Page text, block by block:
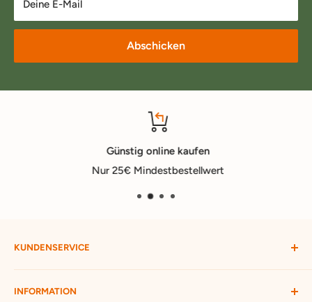
Deine E-Mail
Abschicken
Günstig online kaufen
Nur 25€ Mindestbestellwert
KUNDENSERVICE
Mein Konto
Widerruf starten
INFORMATION